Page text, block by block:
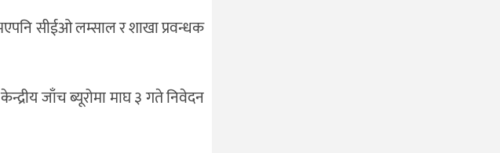
सीईओ लम्साल र शाखा प्रवन्धक
जाँच ब्यूरोमा माघ ३ गते निवेदन